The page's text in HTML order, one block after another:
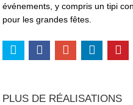
événements, y compris un tipi
pour les grandes fêtes.
PLUS DE RÉALISATIONS